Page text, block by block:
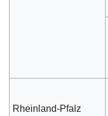
Rheinland-Pfalz